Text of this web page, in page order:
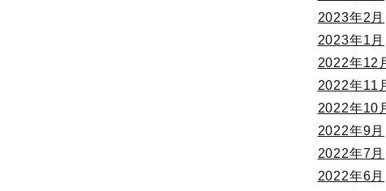
2023年2月
2023年1月
2022年12
2022年11
2022年10
2022年9月
2022年7月
2022年6月